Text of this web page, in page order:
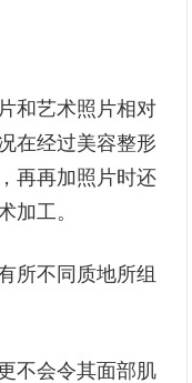
和艺术照片相对
在经过美容整形
再再加照片时还
加工。
所不同质地所组
不会令其面部肌